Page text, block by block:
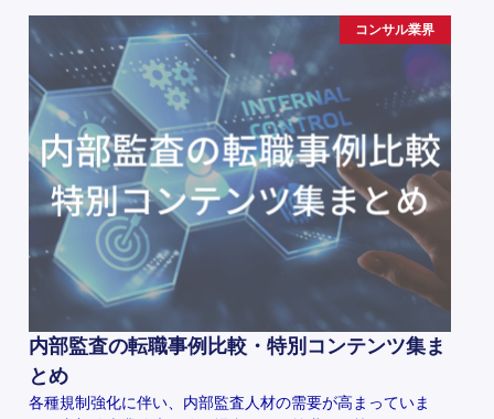
コンサル業界
内部監査の転職事例比較・特別コンテンツ集ま
とめ
各種規制強化に伴い、内部監査人材の需要が高まっていま